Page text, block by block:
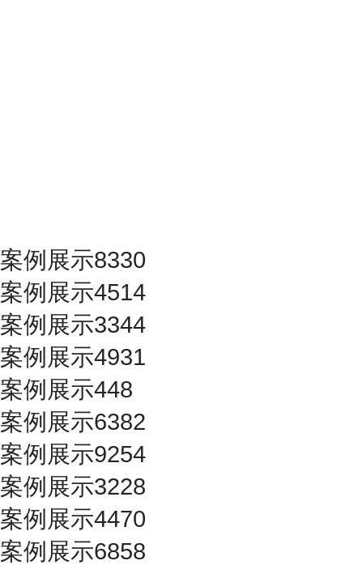
案例展示8330
案例展示4514
案例展示3344
案例展示4931
案例展示448
案例展示6382
案例展示9254
案例展示3228
案例展示4470
案例展示6858